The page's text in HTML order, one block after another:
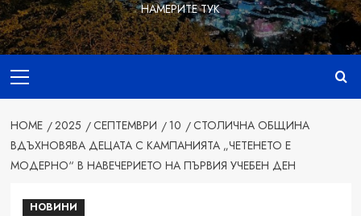
НАМЕРИТЕ ТУК
Menu
HOME 2025 СЕПТЕМВРИ 10
СТОЛИЧНА ОБЩИНА
ВДЪХНОВЯВА ДЕЦАТА С КАМПАНИЯТА „ЧЕТЕНЕТО Е
МОДЕРНО“ В НАВЕЧЕРИЕТО НА ПЪРВИЯ УЧЕБЕН ДЕН
НОВИНИ